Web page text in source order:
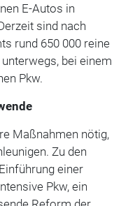
E-Autos in
sind nach
rund 650 000 reine
bei einem
Pkw.
Maßnahmen nötig,
Zu den
einer
Pkw, ein